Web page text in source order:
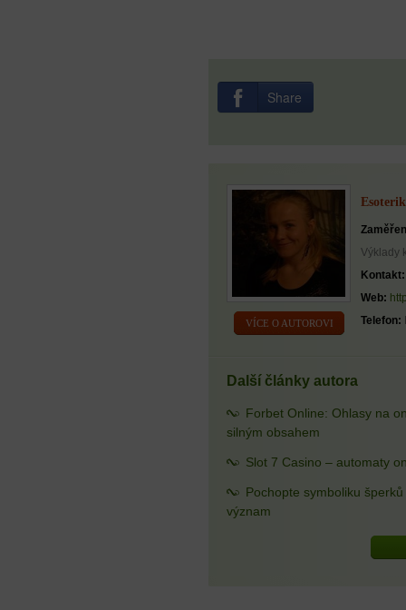
Share
VÍCE O AUTOROVI
Výklady
Kontakt:
Web:
Telefon:
Další články autora
Forbet Online: Ohlasy na
silným obsahem
Slot 7 Casino – automaty
Pochopte symboliku
význam